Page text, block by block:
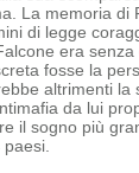
La memoria di
di legge
era
fosse la
altrimenti
da lui
il sogno più